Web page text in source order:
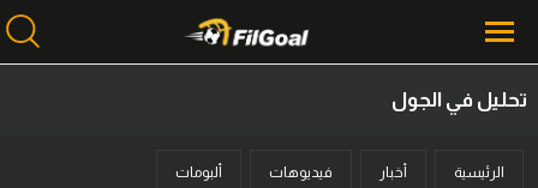
تحليل في الجول
الرئيسية أخبار فيديوهات ألبومات